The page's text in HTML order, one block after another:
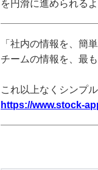
を円滑に進められる
「社内の情報を、簡
チームの情報を、最
これ以上なくシンプ
https://www.stock-